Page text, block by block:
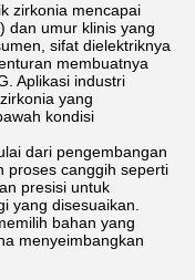
zirkonia mencapai
dan umur klinis yang
sifat dielektriknya
membuatnya
Aplikasi industri
yang
kondisi
dari pengembangan
proses canggih seperti
presisi untuk
yang disesuaikan.
bahan yang
menyeimbangkan